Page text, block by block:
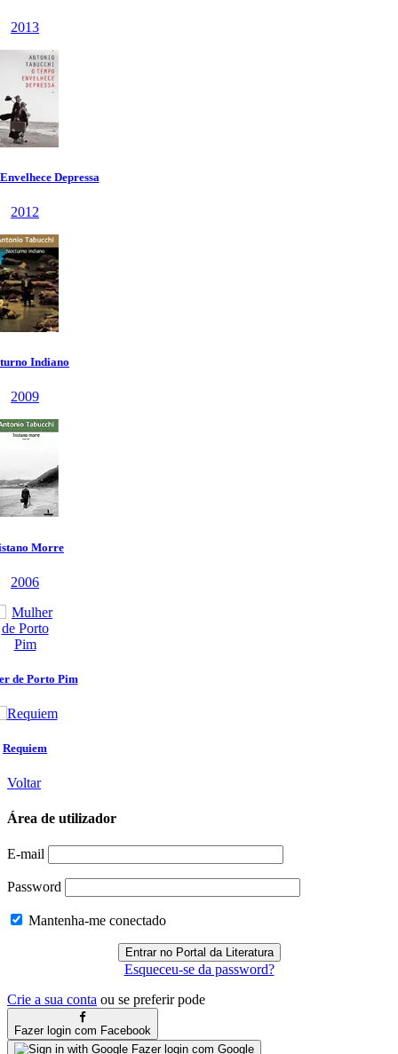
Voltar
Área de utilizador
E-mail
Password
Mantenha-me conectado
Esqueceu-se da password?
Crie a sua conta ou se preferir pode
Fazer login com Facebook
Fazer login com Google